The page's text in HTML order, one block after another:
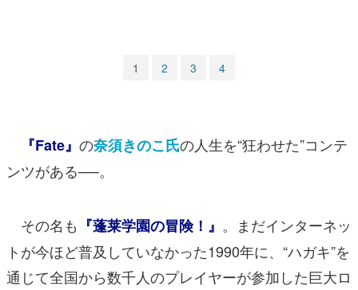
運営：株式会社マレ
1 2 3 4
『Fate』 の奈須きのこ氏の人生を“狂わせた”コンテ
ンツがある──。
その名も 『蓬莱学園の冒険！』 。まだインターネッ
トが今ほど普及していなかった1990年に、“ハガキ”を
通じて全国から数千人のプレイヤーが参加した巨大ロ